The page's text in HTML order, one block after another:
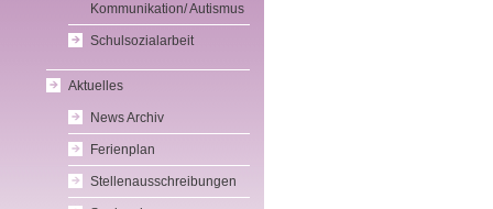
Kommunikation/ Autismus
Schulsozialarbeit
Aktuelles
News Archiv
Ferienplan
Stellenausschreibungen